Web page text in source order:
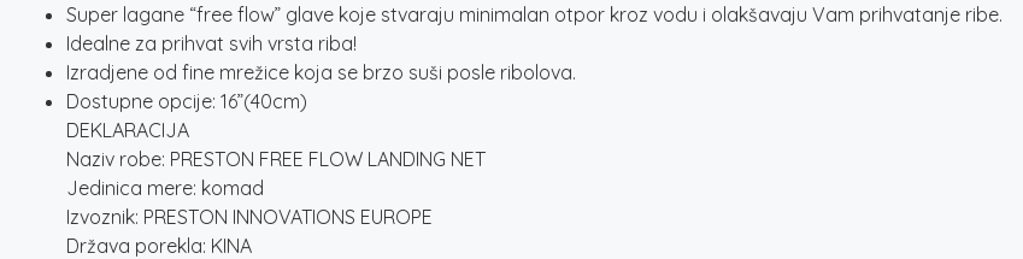
Super lagane “free flow” glave koje stvaraju minimalan otpor kroz vodu i olakšavaju Vam prihvatanje ribe.
Idealne za prihvat svih vrsta riba!
Izradjene od fine mrežice koja se brzo suši posle ribolova.
Dostupne opcije: 16”(40cm)
DEKLARACIJA
Naziv robe: PRESTON FREE FLOW LANDING NET
Jedinica mere: komad
Izvoznik: PRESTON INNOVATIONS EUROPE
Država porekla: KINA